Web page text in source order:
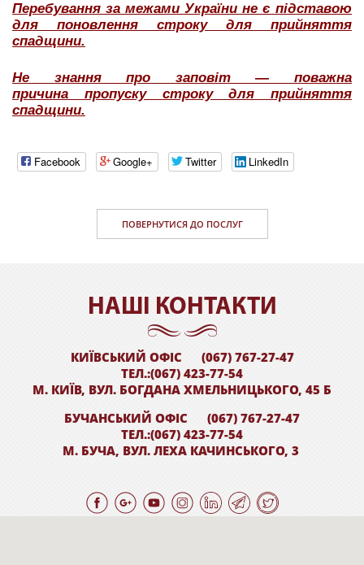
Перебування за межами України не є підставою
для поновлення строку для прийняття
спадщини.
Не знання про заповіт — поважна
причина пропуску строку для прийняття
спадщини.
Facebook Google+ Twitter LinkedIn
ПОВЕРНУТИСЯ ДО ПОСЛУГ
НАШI КОНТАКТИ
КИЇВСЬКИЙ ОФІС
(067) 767-27-47
ТЕЛ.:(067) 423-77-54
М. КИЇВ, ВУЛ. БОГДАНА ХМЕЛЬНИЦЬКОГО, 45 Б
БУЧАНСЬКИЙ ОФІС
(067) 767-27-47
ТЕЛ.:(067) 423-77-54
М. БУЧА, ВУЛ. ЛЕХА КАЧИНСЬКОГО, 3